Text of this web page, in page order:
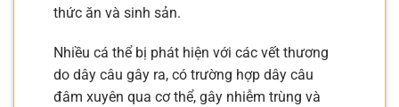
thức ăn và sinh sản.
Nhiều cá thể bị phát hiện với các vết thương
do dây câu gây ra, có trường hợp dây câu
đâm xuyên qua cơ thể, gây nhiễm trùng và